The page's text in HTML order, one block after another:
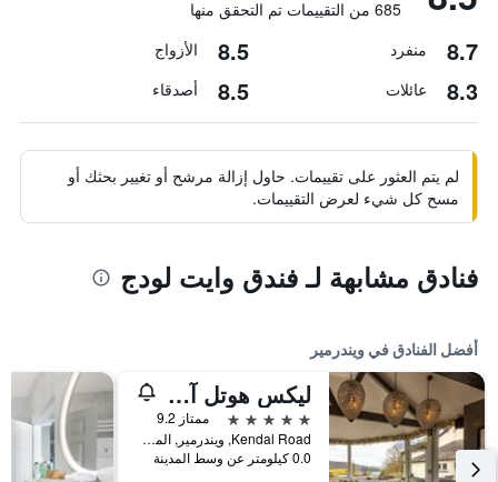
685 من التقييمات تم التحقق منها
8.7 منفرد 8.5 الأزواج
8.3 عائلات 8.5 أصدقاء
لم يتم العثور على تقييمات. حاول إزالة مرشح أو تغيير بحثك أو
مسح كل شيء لعرض التقييمات.
فنادق مشابهة لـ فندق وايت لودج
أفضل الفنادق في ويندرمير
ليكس هوتل آند سبا
5 نجوم
ممتاز 9.2
Kendal Road, ويندرمير, المملكة المتحدة
0.0 كيلومتر عن وسط المدينة